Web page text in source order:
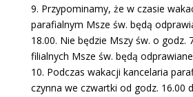
9. Przypominamy, że w czasie
parafialnym Msze św. będą
18.00. Nie będzie Mszy św. o godz.
filialnych Msze św. będą
10. Podczas wakacji kancelaria
czynna we czwartki od godz. 16.00